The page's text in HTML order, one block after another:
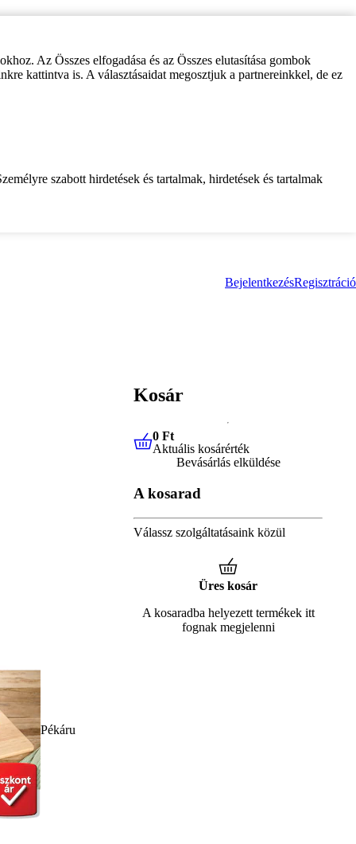
Az Összes elfogadása és az Összes elutasítása gombok
kattintva is. A választásaidat megosztjuk a partnereinkkel, de ez
szabott hirdetések és tartalmak, hirdetések és tartalmak
BejelentkezésRegisztráció
Pékáru
Kosár
0 FtAktuális kosárérték
0 Ft
Aktuális kosárérték
Bevásárlás elküldése
A kosarad
Válassz szolgáltatásaink közül
Üres kosár
A kosaradba helyezett termékek itt
fognak megjelenni